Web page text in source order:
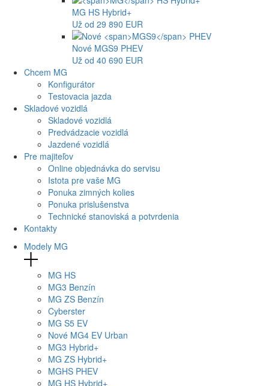
MG HS Hybrid+
Už od 29 890 EUR
Nové MGS9 PHEV
Už od 40 690 EUR
Chcem MG
Konfigurátor
Testovacia jazda
Skladové vozidlá
Skladové vozidlá
Predvádzacie vozidlá
Jazdené vozidlá
Pre majiteľov
Online objednávka do servisu
Istota pre vaše MG
Ponuka zimných kolies
Ponuka prislušenstva
Technické stanoviská a potvrdenia
Kontakty
Modely MG
MG HS
MG3 Benzín
MG ZS Benzín
Cyberster
MG S5 EV
Nové MG4 EV Urban
MG3 Hybrid+
MG ZS Hybrid+
MGHS PHEV
MG HS Hybrid+